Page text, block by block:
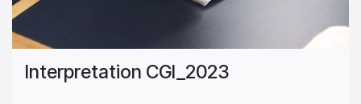
Interpretation CGI_2023